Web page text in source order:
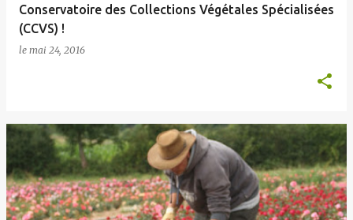
Conservatoire des Collections Végétales Spécialisées
(CCVS) !
le mai 24, 2016